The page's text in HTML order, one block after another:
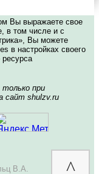
Вы выражаете свое
в том числе и с
Вы можете
в настройках своего
ресурса
только при
сайт shulzv.ru
В.А. ^